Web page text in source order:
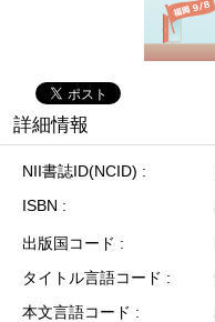
詳細情報
NII書誌ID(NCID)
ISBN
出版国コード
タイトル言語コード
本文言語コード